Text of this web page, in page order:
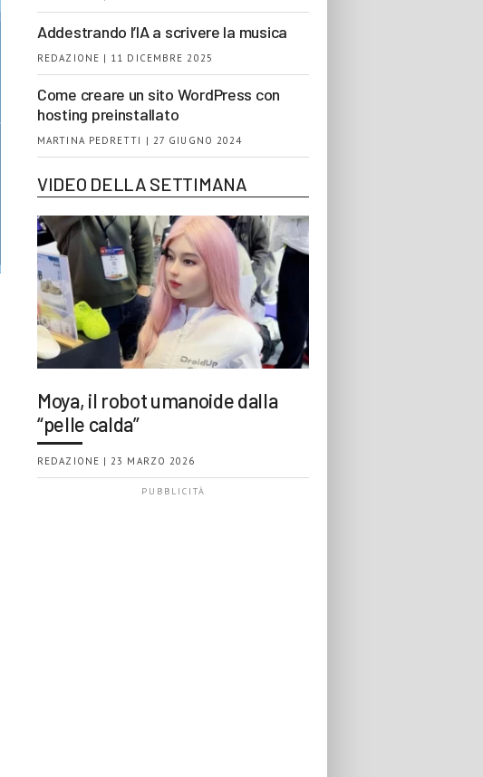
Addestrando l’IA a scrivere la musica
REDAZIONE | 11 DICEMBRE 2025
Come creare un sito WordPress con
hosting preinstallato
MARTINA PEDRETTI | 27 GIUGNO 2024
VIDEO DELLA SETTIMANA
Moya, il robot umanoide dalla
“pelle calda”
REDAZIONE | 23 MARZO 2026